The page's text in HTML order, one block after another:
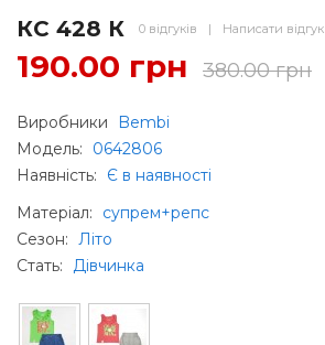
КС 428 К 0 відгуків | Написати відгук
190.00 грн 380.00 грн
Виробники
Bembi
Модель:
0642806
Наявність:
Є в наявності
Матеріал:
супрем+репс
Сезон: Літо
Стать: Дівчинка